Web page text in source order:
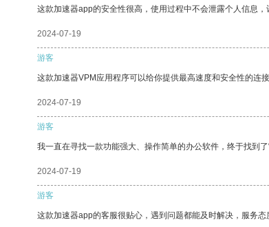
这款加速器app的安全性很高，使用过程中不会泄露个人信息，
2024-07-19
游客
这款加速器VPM应用程序可以给你提供最高速度和安全性的连
2024-07-19
游客
我一直在寻找一款功能强大、操作简单的办公软件，终于找到
2024-07-19
游客
这款加速器app的客服很贴心，遇到问题都能及时解决，服务态